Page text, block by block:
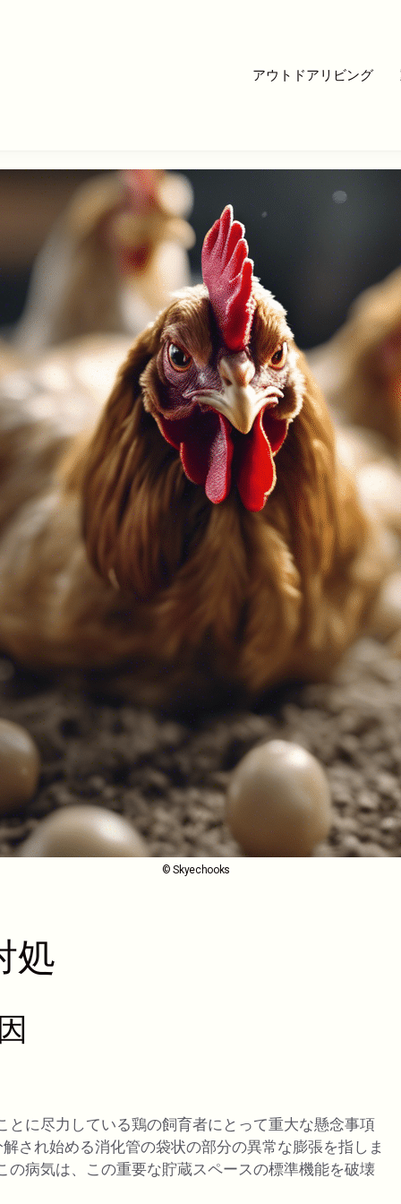
アウトドアリビング
© Skyechooks
処
に尽力している鶏の飼育者にとって重大な懸念事項
され始める消化管の袋状の部分の異常な膨張を指しま
病気は、この重要な貯蔵スペースの標準機能を破壊